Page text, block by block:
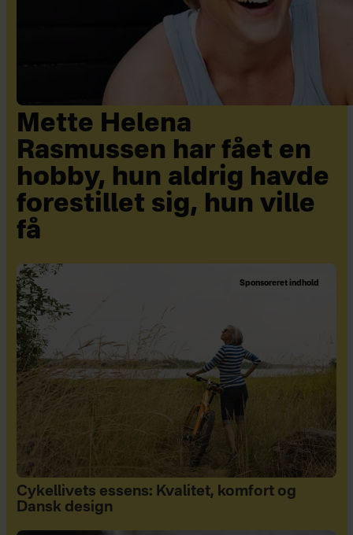
Mette Helena
Rasmussen har fået en
hobby, hun aldrig havde
forestillet sig, hun ville
få
Sponsoreret indhold
Cykellivets essens: Kvalitet, komfort og
Dansk design